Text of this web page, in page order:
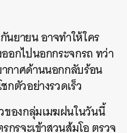
ยายน อาจทำให้ใคร
อกไปนอกกระจกรถ ทว่า
กาศด้านนอกกลับร้อน
กตัวอย่างรวดเร็ว
ของกลุ่มเมฆฝนในวันนี้
กรจะเข้าสวนส้มโอ ตรวจ